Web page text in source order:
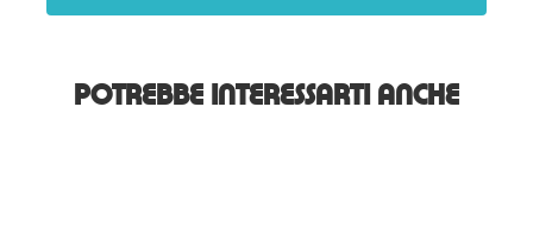
POTREBBE INTERESSARTI ANCHE